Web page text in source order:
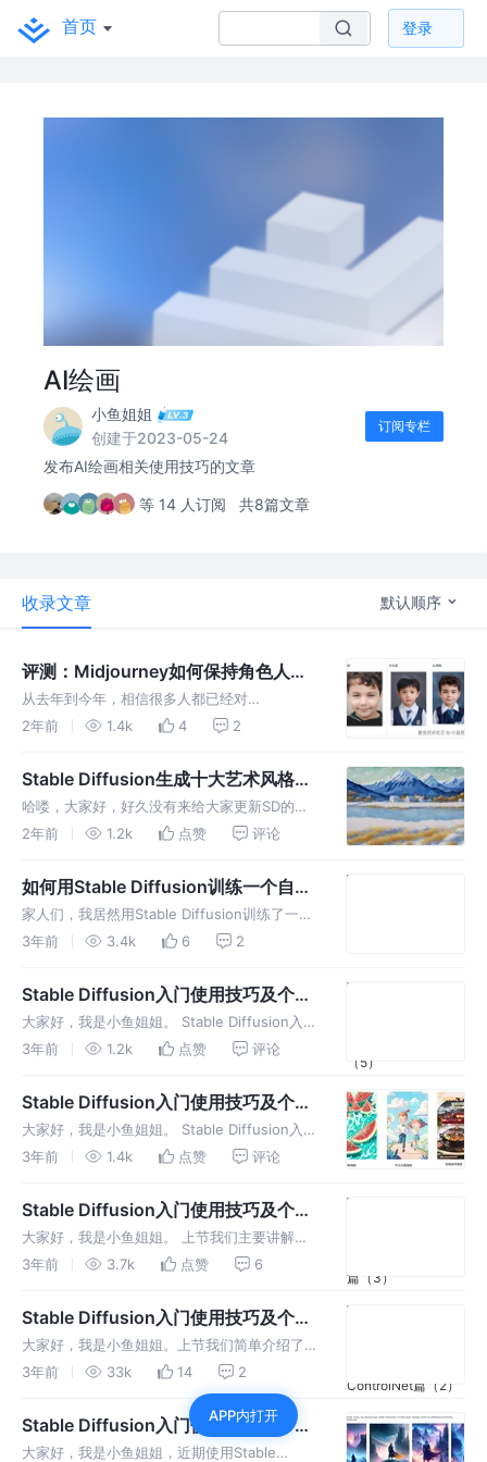
首页 登录
AI绘画
小鱼姐姐
创建于2023-05-24
订阅专栏
发布AI绘画相关使用技巧的文章
等 14 人订阅 共8篇文章
收录文章 默认顺序
评测：Midjourney如何保持角色人物
的一致性
从去年到今年，相信很多人都已经对
Midjourney有所了解。那因为最近一直在研究
midjourney进行了一些测试。趁着今天有时
2年前 1.4k 4 2
Stable Diffusion生成十大艺术风格大
片欣赏（7）（附提示词）
哈喽，大家好，好久没有来给大家更新SD的文
章了，最近因为工作需要，生成了多种艺术风格
喜欢的风格呢？可以尝试生成用来做电脑壁纸
哦，嘻嘻。
2年前 1.2k 点赞 评论
如何用Stable Diffusion训练一个自己
的lora模型（6）
家人们，我居然用Stable Diffusion训练了一个
自己的lora！！ 大家好，我是小鱼姐姐。
系列文章已经更新5篇了，今天准备给大家更
3年前 3.4k 6 2
Stable Diffusion入门使用技巧及个人
试用实例分享--多风格头像创作（5）
大家好，我是小鱼姐姐。 Stable Diffusion入门
使用技巧及个人试用实例系列文章已经更新4篇
生成各种风格的头像。下面是4组示例，我用了
3年前 1.2k 点赞 评论
Stable Diffusion入门使用技巧及个人
试用实例分享--如何纯AI的方式生成一
张海报（4）
大家好，我是小鱼姐姐。 Stable Diffusion入门
使用技巧及个人试用实例系列文章已经更新3篇
报。
3年前 1.4k 点赞 评论
Stable Diffusion入门使用技巧及个人
试用实例分享--生成稳定人物及姿势篇
（3）
大家好，我是小鱼姐姐。 上节我们主要讲解了
SD提示词的实践篇及ControlNet常用模型篇，
练lora的情况下尽量稳定的控制生成的人物的脸
3年前 3.7k 点赞 6
Stable Diffusion入门使用技巧及个人
试用实例分享--SD提示词及
ControlNet篇（2）
大家好，我是小鱼姐姐。上节我们简单介绍了一
下Stable Diffusion的基础模型及Lora，今天我
们接着讲解一下SD提示词的实践篇及
ControlNet常用模型篇，本文总字数3000+，
3年前 33k 14 2
Stable Diffusion入门使用技巧及个人
实例分享--大模型及lora篇（1）
大家好，我是小鱼姐姐，近期使用Stable
APP内打开